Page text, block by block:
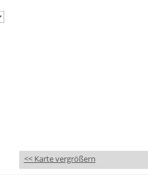
<< Karte vergrößern